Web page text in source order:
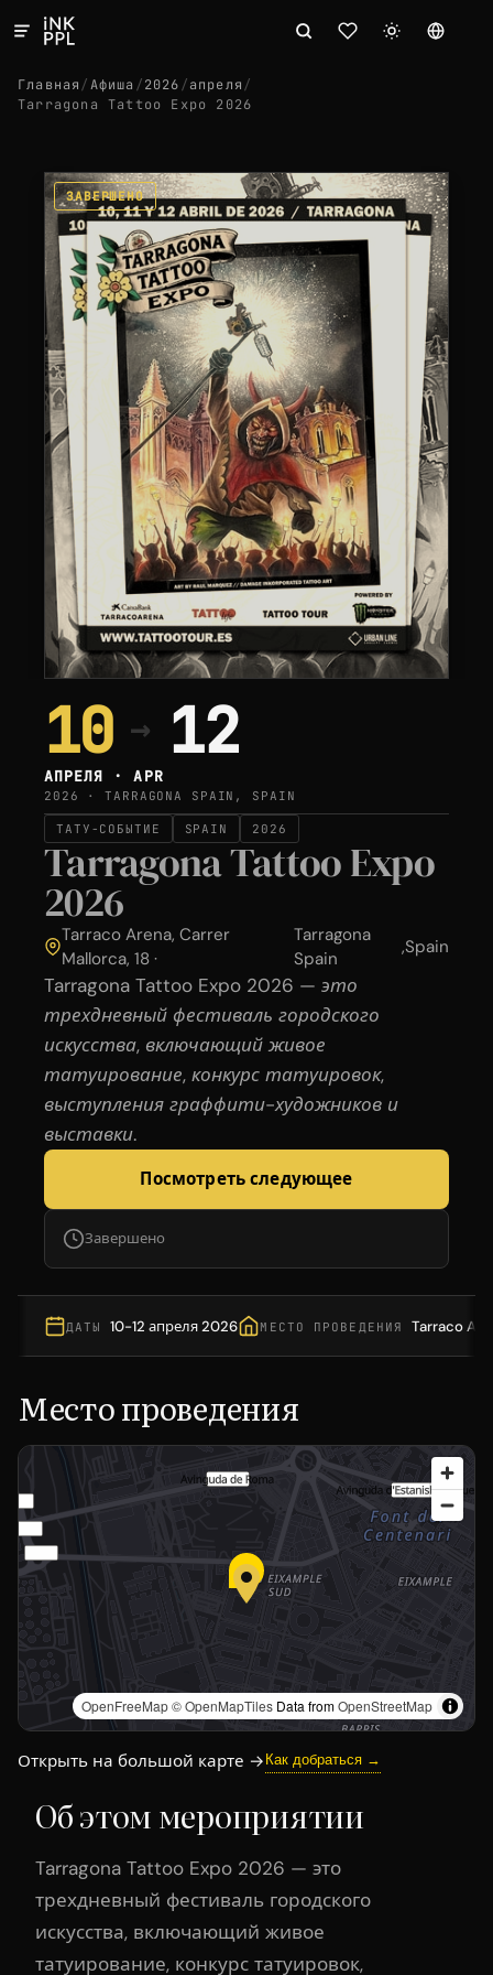
Главная/Афиша /2026/апреля/
Tarragona Tattoo Expo 2026
ЗАВЕРШЕНО
10 → 12
АПРЕЛЯ · APR
2026 · TARRAGONA SPAIN, SPAIN
ТАТУ-СОБЫТИЕ SPAIN 2026
Tarragona Tattoo Expo
2026
Tarraco Arena, Carrer
Mallorca, 18 ·
Tarragona
Spain
,Spain
Tarragona Tattoo Expo 2026 — это
трехдневный фестиваль городского
искусства, включающий живое
татуирование, конкурс татуировок,
выступления граффити-художников и
выставки.
Посмотреть следующее
Завершено
ДАТЫ 10-12 апреля 2026 МЕСТО ПРОВЕДЕНИЯ Tarraco
Место проведения
OpenFreeMap© OpenMapTiles Data fromOpenStreetMap
Открыть на большой карте → Как добраться →
Об этом мероприятии
Tarragona Tattoo Expo 2026 — это
трехдневный фестиваль городского
искусства, включающий живое
татуирование, конкурс татуировок,